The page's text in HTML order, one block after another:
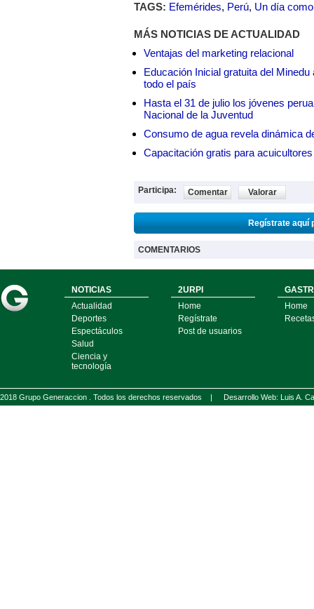
TAGS: Efemérides, Perú, Un día
MÁS NOTICIAS DE ACTUALIDAD
Ventajas del marketing relacional
Educación Inicial gratuita del
todo el país
Hasta el 31 de julio los jóvenes
Nacional de la Juventud
Consumo de agua revela dinámica
Capacitación gratis para
Participa: Comentar Valorar
Regístrate aquí
COMENTARIOS
NOTICIAS
Actualidad
Deportes
Espectáculos
Salud
Ciencia y
tecnología
2URPI
Home
Regístrate
Post de usuarios
Home
2018 Grupo Generaccion . Todos los derechos reservados | Desarrollo Web: Luis